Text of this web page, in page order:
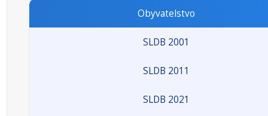
Obyvatelstvo
SLDB 2001
SLDB 2011
SLDB 2021